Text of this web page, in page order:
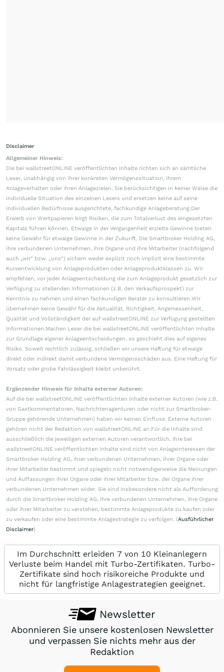
Disclaimer
Allgemeiner Hinweis:
Die bei wallstreetONLINE veröffentlichten Inhalte richten sich an sämtliche
Leser, unabhängig von ihrer konkreten Vermögenssituation, ihrem
Anlageverhalten oder ihren Anlagezielen. Sie berücksichtigen in keiner Weise die
individuelle Situation des einzelnen Lesers und ersetzen keine auf seine
individuellen Bedürfnisse ausgerichtete, fachkundige Anlageberatung.Der
Erwerb von Wertpapieren birgt Risiken, die zum Totalverlust des eingesetzten
Kapitals führen können. Etwaige in der Vergangenheit erzielte Gewinne bieten
keine Gewähr für etwaige Gewinne in der Zukunft. Die Smartbroker Holding AG,
ihre verbundenen Unternehmen, ihre Organe und ihre Mitarbeiter (nachfolgend
auch „wir“ bzw. „uns“) sichern weder explizit noch implizit eine bestimmte
Kursentwicklung von Anlageprodukten oder Anlageproduktklassen zu. Wir
empfehlen, vor jeder Anlageentscheidung die zum Anlageprodukt gesetzlich zur
Verfügung zu stellenden Informationen (z.B. den Verkaufsprospekt) zur
Kenntnis zu nehmen und einen fachkundigen Berater zu konsultieren.Wir
übernehmen keine Gewähr für die Aktualität, Richtigkeit, Angemessenheit,
Qualität und Vollständigkeit der auf wallstreetONLINE zur Verfügung gestellten
Informationen.Machen Leser die bei wallstreetONLINE veröffentlichten Inhalte
zur Grundlage eigener Anlageentscheidungen, so geschieht dies auf eigenes
Risiko. Soweit rechtlich zulässig, schließen wir unsere Haftung für etwaige
direkt oder indirekt damit verbundene Vermögensschäden aus. Eine Haftung für
Vorsatz oder grobe Fahrlässigkeit bleibt unberührt.
Ergänzender Hinweis für Inhalte externer Autoren:
Auf die bei wallstreetONLINE veröffentlichten Inhalte externer Autoren (wie z.B.
von Gastkommentatoren, Nachrichtenagenturen oder nicht zur Smartbroker-
Gruppe gehörende Unternehmen) haben wir keinen Einfluss. Externe Autoren
gehören nicht der Redaktion von wallstreetONLINE an.Für die Inhalte sind
ausschließlich die jeweiligen externen Autoren verantwortlich. Ihre bei
wallstreetONLINE veröffentlichten Inhalte sind nicht von Anlageinteressen der
Smartbroker Holding AG, ihrer verbundenen Unternehmen, ihrer Organe oder
ihrer Mitarbeiter bestimmt und spiegeln nicht notwendigerweise die Meinungen
und Auffassungen ihrer Organe oder ihrer Mitarbeiter bzw. der Organe ihrer
verbundenen Unternehmen wider. Sie sind insbesondere nicht als Aufforderung
durch die Smartbroker Holding AG, ihre verbundenen Unternehmen, ihre Organe
oder ihrer Mitarbeiter zu verstehen, bestimmte Anlageprodukte zu kaufen oder
zu verkaufen oder eine bestimmte Anlagestrategie zu verfolgen. (Ausführlicher
Disclaimer)
Im Durchschnitt erleiden 7 von 10 Kleinanlegern
Verluste beim Handel mit Turbo-Zertifikaten. Turbo-
Zertifikate sind hoch risikoreiche Produkte und
nicht für langfristige Anlagestrategien geeignet.
Newsletter
Abonnieren Sie unsere kostenlosen Newsletter
und verpassen Sie nichts mehr aus der
Redaktion